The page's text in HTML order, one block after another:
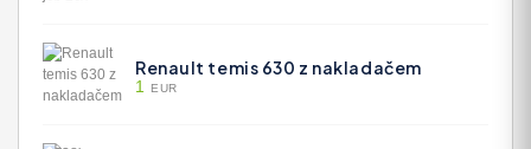
Renault temis 630 z nakladačem
1 EUR